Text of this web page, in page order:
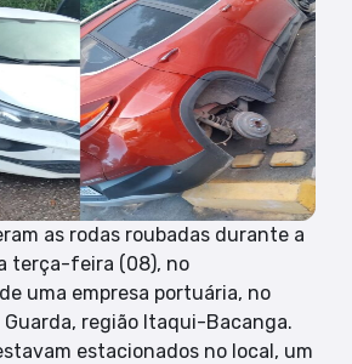
as rodas roubadas durante a
terça-feira (08), no
uma empresa portuária, no
região Itaqui-Bacanga.
estacionados no local, um